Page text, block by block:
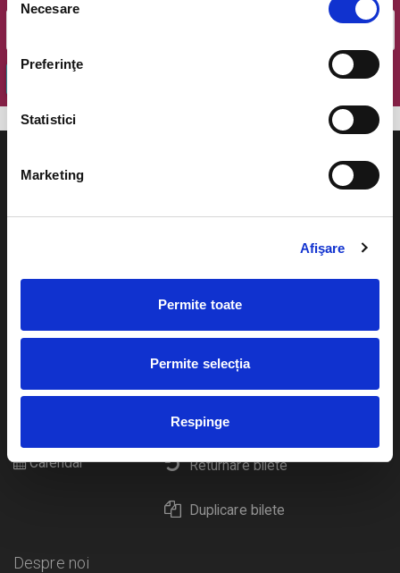
consimțământului
Necesare
Preferinţe
Statistici
Marketing
Afişare
Permite toate
Permite selecția
Respinge
Plata online sau cash
eBilet printat acasa
Livrare prin curier
Returnare bilete
Duplicare bilete
Teatru
festivaluri
Cultura
Calendar
Despre noi